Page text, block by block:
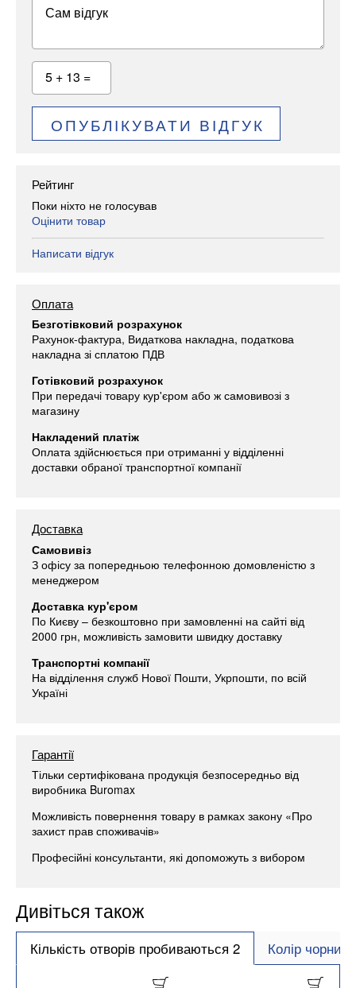
Сам відгук
5 + 13 =
ОПУБЛІКУВАТИ ВІДГУК
Рейтинг
Поки ніхто не голосував
Оцінити товар
Написати відгук
Оплата
Безготівковий розрахунок
Рахунок-фактура, Видаткова накладна, податкова
накладна зі сплатою ПДВ
Готівковий розрахунок
При передачі товару кур'єром або ж самовивозі з
магазину
Накладений платіж
Оплата здійснюється при отриманні у відділенні
доставки обраної транспортної компанії
Доставка
Самовивіз
З офісу за попередньою телефонною домовленістю з
менеджером
Доставка кур'єром
По Києву – безкоштовно при замовленні на сайті від
2000 грн, можливість замовити швидку доставку
Транспортні компанії
На відділення служб Нової Пошти, Укрпошти, по всій
Україні
Гарантії
Тільки сертифікована продукція безпосередньо від
виробника Buromax
Можливість повернення товару в рамках закону «Про
захист прав споживачів»
Професійні консультанти, які допоможуть з вибором
Дивіться також
Кількість отворів пробиваються 2 Колір чорний